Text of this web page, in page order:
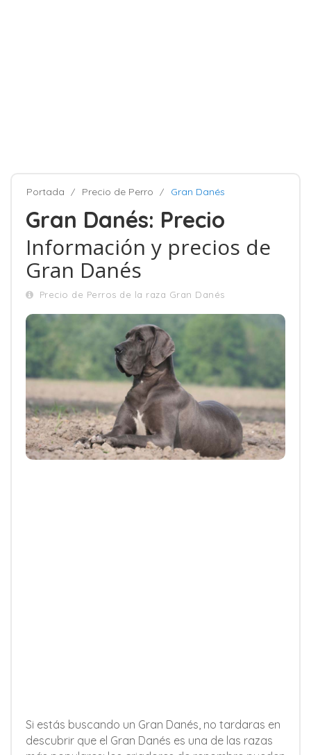
Portada Precio de Perro Gran Danés
Gran Danés: Precio
Información y precios de
Gran Danés
Precio de Perros de la raza Gran Danés
Si estás buscando un Gran Danés, no tardaras en
descubrir que el Gran Danés es una de las razas